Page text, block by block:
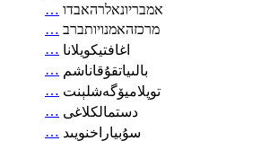
… אמבריונאלרהאבדו
… מרכזהאמנויותברב
… اغافتيكويلانا
… بالىياتقۇقاناشم
… توپلاميۆگەشلېنت
… دستمالکلاغی
… سۇبياراخنويىد